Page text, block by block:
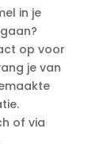
in je
op voor
je van
of via